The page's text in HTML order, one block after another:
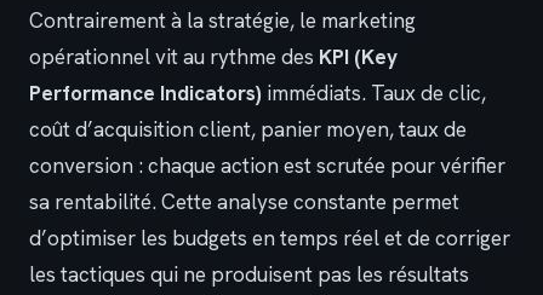
Contrairement à la stratégie, le marketing
opérationnel vit au rythme des KPI (Key
Performance Indicators) immédiats. Taux de clic,
coût d’acquisition client, panier moyen, taux de
conversion : chaque action est scrutée pour vérifier
sa rentabilité. Cette analyse constante permet
d’optimiser les budgets en temps réel et de corriger
les tactiques qui ne produisent pas les résultats